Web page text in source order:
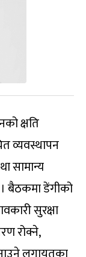
क्षति
व्यवस्थापन
सामान्य
। बैठकमा डेंगीको
सुरक्षा
रोक्ने,